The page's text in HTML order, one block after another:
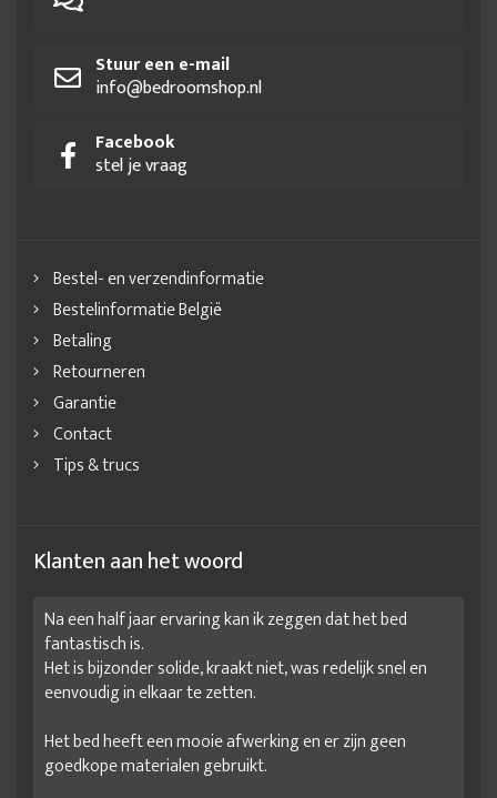
Stuur een e-mail
info@bedroomshop.nl
Facebook
stel je vraag
Bestel- en verzendinformatie
Bestelinformatie België
Betaling
Retourneren
Garantie
Contact
Tips & trucs
Klanten aan het woord
Na een half jaar ervaring kan ik zeggen dat het bed
fantastisch is.
Het is bijzonder solide, kraakt niet, was redelijk snel en
eenvoudig in elkaar te zetten.
Het bed heeft een mooie afwerking en er zijn geen
goedkope materialen gebruikt.